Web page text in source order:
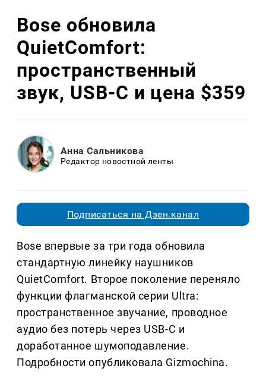
Bose обновила
QuietComfort:
пространственный
звук, USB-C и цена $359
Анна Сальникова
Редактор новостной ленты
Подписаться на Дзен.канал
Bose впервые за три года обновила
стандартную линейку наушников
QuietComfort. Второе поколение переняло
функции флагманской серии Ultra:
пространственное звучание, проводное
аудио без потерь через USB-C и
доработанное шумоподавление.
Подробности опубликовала Gizmochina.